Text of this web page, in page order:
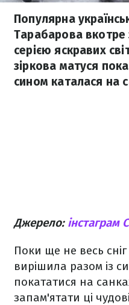
Популярна
Тарабарова
серією яскравих
зіркова матуся
сином каталася на
Джерело: інстаграм
Поки ще не весь
вирішила разом із
покататися на
запам'ятати ці